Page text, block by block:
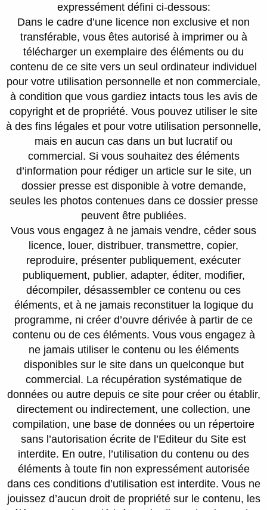
expressément défini ci-dessous:
Dans le cadre d’une licence non exclusive et non
transférable, vous êtes autorisé à imprimer ou à
télécharger un exemplaire des éléments ou du
contenu de ce site vers un seul ordinateur individuel
pour votre utilisation personnelle et non commerciale,
à condition que vous gardiez intacts tous les avis de
copyright et de propriété. Vous pouvez utiliser le site
à des fins légales et pour votre utilisation personnelle,
mais en aucun cas dans un but lucratif ou
commercial. Si vous souhaitez des éléments
d’information pour rédiger un article sur le site, un
dossier presse est disponible à votre demande,
seules les photos contenues dans ce dossier presse
peuvent être publiées.
Vous vous engagez à ne jamais vendre, céder sous
licence, louer, distribuer, transmettre, copier,
reproduire, présenter publiquement, exécuter
publiquement, publier, adapter, éditer, modifier,
décompiler, désassembler ce contenu ou ces
éléments, et à ne jamais reconstituer la logique du
programme, ni créer d’ouvre dérivée à partir de ce
contenu ou de ces éléments. Vous vous engagez à
ne jamais utiliser le contenu ou les éléments
disponibles sur le site dans un quelconque but
commercial. La récupération systématique de
données ou autre depuis ce site pour créer ou établir,
directement ou indirectement, une collection, une
compilation, une base de données ou un répertoire
sans l’autorisation écrite de l’Editeur du Site est
interdite. En outre, l’utilisation du contenu ou des
éléments à toute fin non expressément autorisée
dans ces conditions d’utilisation est interdite. Vous ne
jouissez d’aucun droit de propriété sur le contenu, les